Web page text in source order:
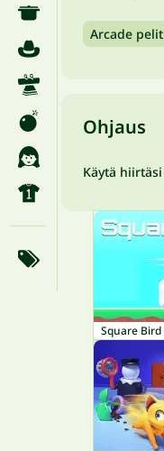
Arcade pelit
Ohjaus
Käytä hiirtäsi
Square Bird